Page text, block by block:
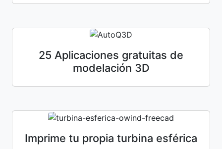
25 Aplicaciones gratuitas de
modelación 3D
Imprime tu propia turbina esférica